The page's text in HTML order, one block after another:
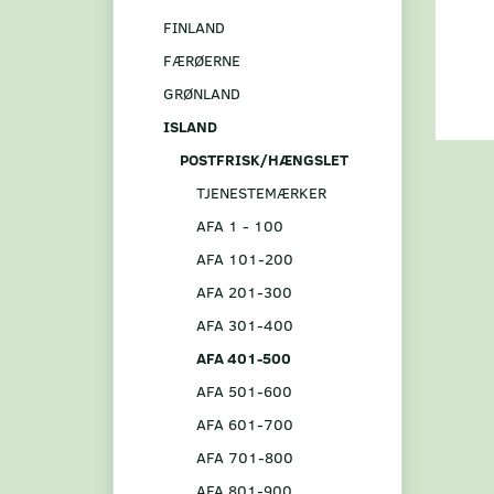
FINLAND
FÆRØERNE
GRØNLAND
ISLAND
POSTFRISK/HÆNGSLET
TJENESTEMÆRKER
AFA 1 - 100
AFA 101-200
AFA 201-300
AFA 301-400
AFA 401-500
AFA 501-600
AFA 601-700
AFA 701-800